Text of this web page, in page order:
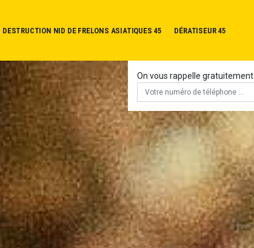
DESTRUCTION NID DE FRELONS ASIATIQUES 45 DÉRATISEUR 45
On vous rappelle gratuitement